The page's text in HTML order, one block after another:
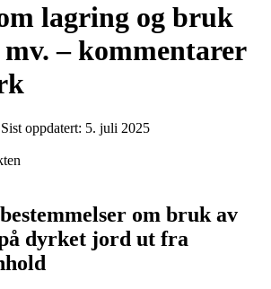
lagring og bruk
– kommentarer
Sist oppdatert: 5. juli 2025
om bruk av
dyrket jord ut fra